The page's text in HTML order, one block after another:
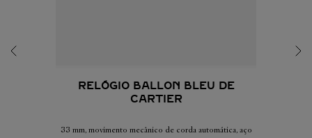
RELÓGIO BALLON BLEU DE
CARTIER
33 mm, movimento mecânico de corda automática, aço